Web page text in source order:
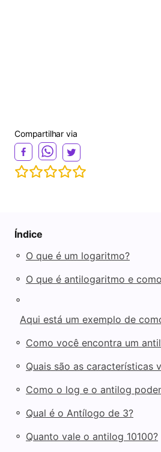
Compartilhar via
Índice
◦ O que é um logaritmo?
◦ O que é antilogaritmo e
◦
Aqui está um exemplo de
◦ Como você encontra um
◦ Quais são as características
◦ Como o log e o antilog
◦ Qual é o Antílogo de 3?
◦ Quanto vale o antilog 10100?